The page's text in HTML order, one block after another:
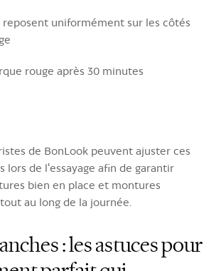
reposent uniformément sur les côtés
rouge après 30 minutes
de BonLook peuvent ajuster ces
lors de l'essayage afin de garantir
bien en place et montures
au long de la journée.
: les astuces pour